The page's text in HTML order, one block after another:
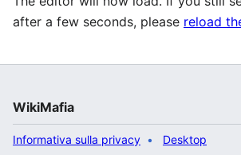
after a few seconds, please reload
WikiMafia
Informativa sulla privacy Desktop